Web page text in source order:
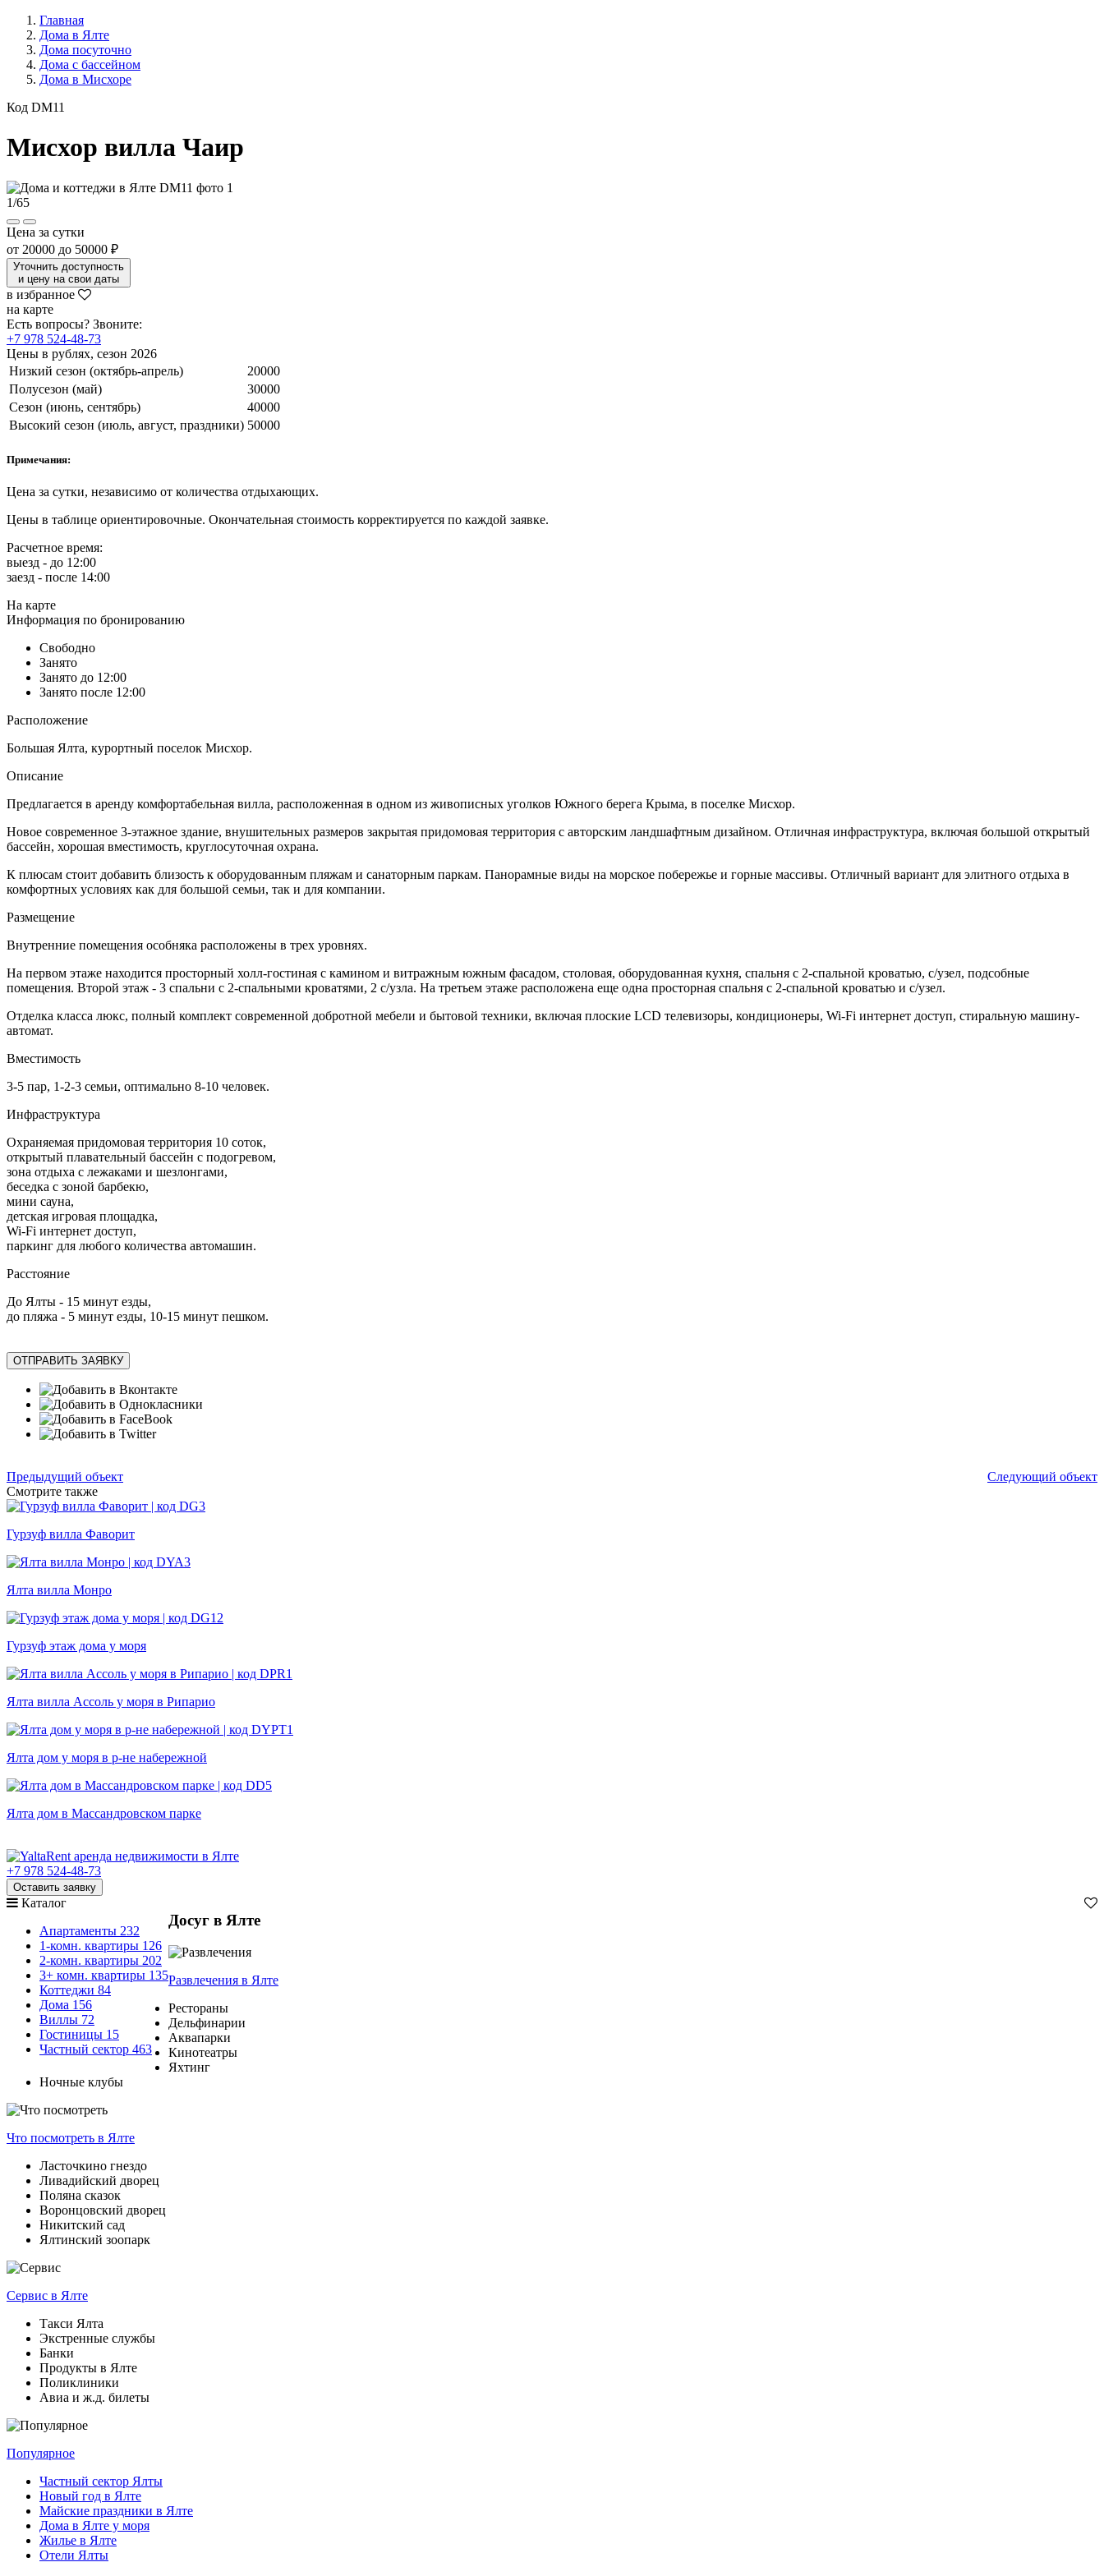
Главная
Дома в Ялте
Дома посуточно
Дома с бассейном
Дома в Мисхоре
Код DM11
Мисхор вилла Чаир
1/65
Цена за сутки
от 20000 до 50000 ₽
Уточнить доступность
и цену на свои даты
в избранное
на карте
Есть вопросы? Звоните:
+7 978 524-48-73
Цены в рублях, сезон 2026
Низкий сезон (октябрь-апрель)
20000
Полусезон (май)
30000
Сезон (июнь, сентябрь)
40000
Высокий сезон (июль, август, праздники) 50000
Примечания:
Цена за сутки, независимо от количества отдыхающих.
Цены в таблице ориентировочные. Окончательная стоимость корректируется по каждой заявке.
Расчетное время:
выезд - до 12:00
заезд - после 14:00
На карте
Информация по бронированию
Свободно
Занято
Занято до 12:00
Занято после 12:00
Расположение
Большая Ялта, курортный поселок Мисхор.
Описание
Предлагается в аренду комфортабельная вилла, расположенная в одном из живописных уголков Южного берега Крыма, в поселке Мисхор.
Новое современное 3-этажное здание, внушительных размеров закрытая придомовая территория с авторским ландшафтным дизайном. Отличная инфраструктура, включая большой открытый
бассейн, хорошая вместимость, круглосуточная охрана.
К плюсам стоит добавить близость к оборудованным пляжам и санаторным паркам. Панорамные виды на морское побережье и горные массивы. Отличный вариант для элитного отдыха в
комфортных условиях как для большой семьи, так и для компании.
Размещение
Внутренние помещения особняка расположены в трех уровнях.
На первом этаже находится просторный холл-гостиная с камином и витражным южным фасадом, столовая, оборудованная кухня, спальня с 2-спальной кроватью, с/узел, подсобные
помещения. Второй этаж - 3 спальни с 2-спальными кроватями, 2 с/узла. На третьем этаже расположена еще одна просторная спальня с 2-спальной кроватью и с/узел.
Отделка класса люкс, полный комплект современной добротной мебели и бытовой техники, включая плоские LCD телевизоры, кондиционеры, Wi-Fi интернет доступ, стиральную машину-
автомат.
Вместимость
3-5 пар, 1-2-3 семьи, оптимально 8-10 человек.
Инфраструктура
Охраняемая придомовая территория 10 соток,
открытый плавательный бассейн с подогревом,
зона отдыха с лежаками и шезлонгами,
беседка с зоной барбекю,
мини сауна,
детская игровая площадка,
Wi-Fi интернет доступ,
паркинг для любого количества автомашин.
Расстояние
До Ялты - 15 минут езды,
до пляжа - 5 минут езды, 10-15 минут пешком.
ОТПРАВИТЬ ЗАЯВКУ
Предыдущий объект
Следующий объект
Смотрите также
Гурзуф вилла Фаворит
Ялта вилла Монро
Гурзуф этаж дома у моря
Ялта вилла Ассоль у моря в Рипарио
Ялта дом у моря в р-не набережной
Ялта дом в Массандровском парке
+7 978 524-48-73
Оставить заявку
Каталог
Апартаменты 232
1-комн. квартиры 126
2-комн. квартиры 202
3+ комн. квартиры 135
Коттеджи 84
Дома 156
Виллы 72
Гостиницы 15
Частный сектор 463
Досуг в Ялте
Развлечения в Ялте
Рестораны
Дельфинарии
Аквапарки
Кинотеатры
Яхтинг
Ночные клубы
Что посмотреть в Ялте
Ласточкино гнездо
Ливадийский дворец
Поляна сказок
Воронцовский дворец
Никитский сад
Ялтинский зоопарк
Сервис в Ялте
Такси Ялта
Экстренные службы
Банки
Продукты в Ялте
Поликлиники
Авиа и ж.д. билеты
Популярное
Частный сектор Ялты
Новый год в Ялте
Майские праздники в Ялте
Дома в Ялте у моря
Жилье в Ялте
Отели Ялты